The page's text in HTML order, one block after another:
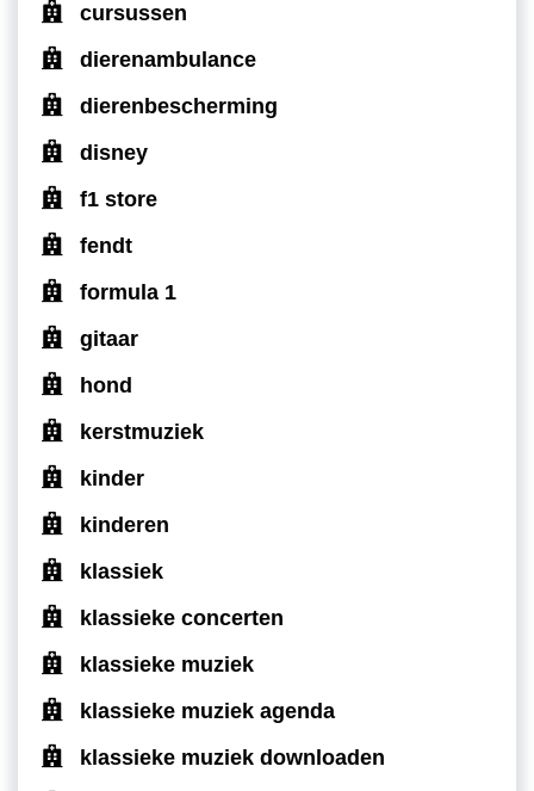
cursussen
dierenambulance
dierenbescherming
disney
f1 store
fendt
formula 1
gitaar
hond
kerstmuziek
kinder
kinderen
klassiek
klassieke concerten
klassieke muziek
klassieke muziek agenda
klassieke muziek downloaden